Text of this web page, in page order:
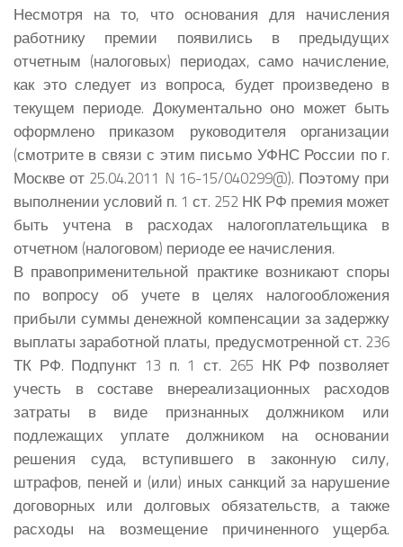
Несмотря на то, что основания для начисления
работнику премии появились в предыдущих
отчетным (налоговых) периодах, само начисление,
как это следует из вопроса, будет произведено в
текущем периоде. Документально оно может быть
оформлено приказом руководителя организации
(смотрите в связи с этим письмо УФНС России по г.
Москве от 25.04.2011 N 16-15/040299@). Поэтому при
выполнении условий п. 1 ст. 252 НК РФ премия может
быть учтена в расходах налогоплательщика в
отчетном (налоговом) периоде ее начисления.
В правоприменительной практике возникают споры
по вопросу об учете в целях налогообложения
прибыли суммы денежной компенсации за задержку
выплаты заработной платы, предусмотренной ст. 236
ТК РФ. Подпункт 13 п. 1 ст. 265 НК РФ позволяет
учесть в составе внереализационных расходов
затраты в виде признанных должником или
подлежащих уплате должником на основании
решения суда, вступившего в законную силу,
штрафов, пеней и (или) иных санкций за нарушение
договорных или долговых обязательств, а также
расходы на возмещение причиненного ущерба.